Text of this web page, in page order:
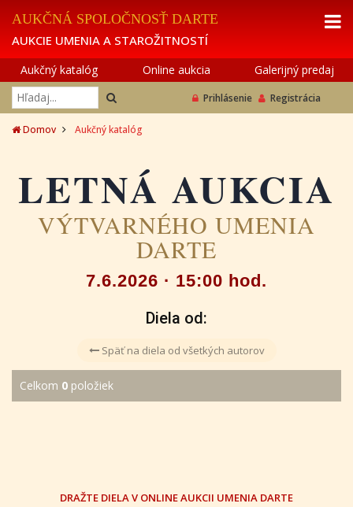
AUKČNÁ SPOLOČNOSŤ DARTE
AUKCIE UMENIA A STAROŽITNOSTÍ
Aukčný katalóg Online aukcia Galerijný predaj
Prihlásenie Registrácia
Domov Aukčný katalóg
LETNÁ AUKCIA
VÝTVARNÉHO UMENIA
DARTE
7.6.2026 · 15:00 hod.
Diela od:
Späť na diela od všetkých autorov
Celkom 0 položiek
DRAŽTE DIELA V ONLINE AUKCII UMENIA DARTE